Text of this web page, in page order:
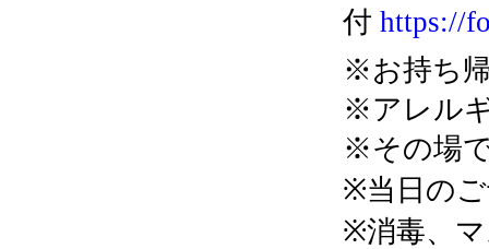
付 https://
※お持ち
※アレル
※その場
※当日の
※消毒、